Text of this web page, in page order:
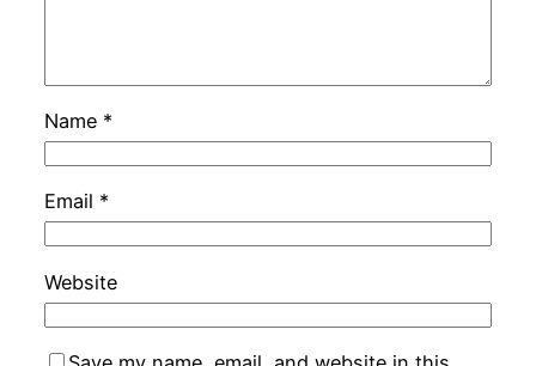
Name *
Email *
Website